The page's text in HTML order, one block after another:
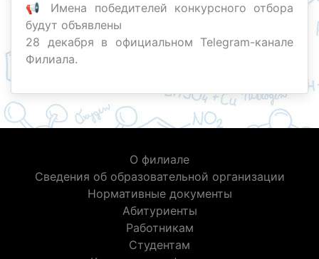
📢 Имена победителей конкурсного отбора
будут объявлены
28 декабря в официальном Telegram-канале
Филиала.
О филиале
Сведения об образовательной организации
Нормативные документы
Абитуриенты
Работникам
Студентам